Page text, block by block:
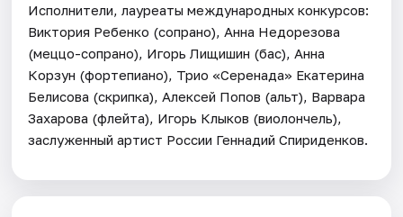
Исполнители, лауреаты международных конкурсов:
Виктория Ребенко (сопрано), Анна Недорезова
(меццо-сопрано), Игорь Лищишин (бас), Анна
Корзун (фортепиано), Трио «Серенада» Екатерина
Белисова (скрипка), Алексей Попов (альт), Варвара
Захарова (флейта), Игорь Клыков (виолончель),
заслуженный артист России Геннадий Спириденков.